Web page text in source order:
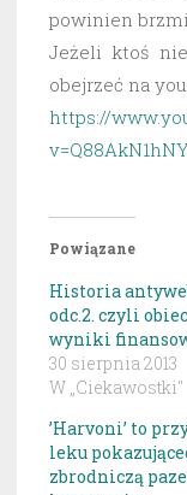
powinien
Jeżeli ktoś
obejrzeć na
https://
Powiązane
Historia
odc.2. czyli
wyniki
30 sierpnia 2013
W „Ciekawostki"
’Harvoni’ to
leku
zbrodniczą